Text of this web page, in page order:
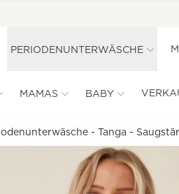
PERIODENUNTERWÄSCHE
MAMAS BABY
- Tanga -